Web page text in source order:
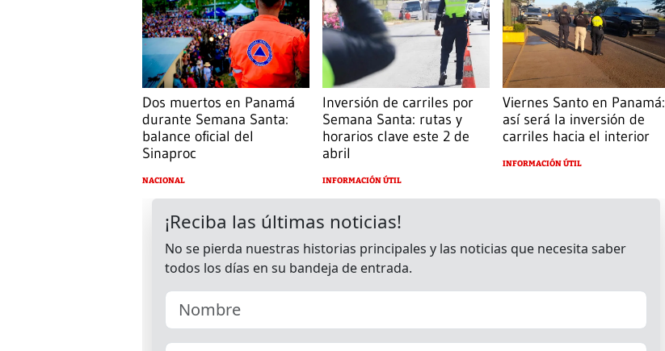
Dos muertos en Panamá
durante Semana Santa:
balance oficial del
Sinaproc
NACIONAL
Inversión de carriles por
Semana Santa: rutas y
horarios clave este 2 de
abril
INFORMACIÓN ÚTIL
Viernes Santo en Panamá:
así será la inversión de
carriles hacia el interior
INFORMACIÓN ÚTIL